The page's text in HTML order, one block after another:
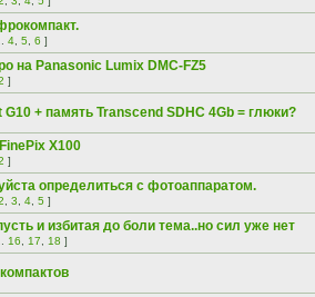
4 5 6 ]
на Panasonic Lumix DMC-FZ5
]
+ память Transcend SDHC 4Gb = глюки?
X100
]
определиться с фотоаппаратом.
3 4 5 ]
и избитая до боли тема..но сил уже нет
16 17 18 ]